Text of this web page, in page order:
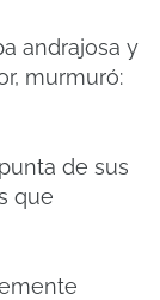
andrajosa y
murmuró:
de sus
que